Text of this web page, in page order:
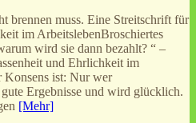
brennen muss. Eine Streitschrift für
im ArbeitslebenBroschiertes
wird sie dann bezahlt? “ –
und Ehrlichkeit im
Konsens ist: Nur wer
Ergebnisse und wird glücklich.
[Mehr]